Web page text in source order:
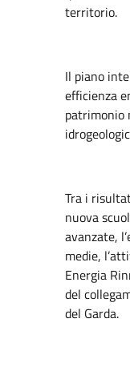
territorio.
Il piano
efficienza
patrimonio
Tra i
nuova
avanzate,
medie,
Energia
del
del Garda.